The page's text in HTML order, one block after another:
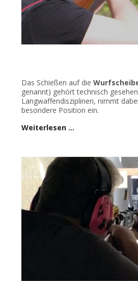
Das Schießen auf die
genannt) gehört technisch
Langwaffendisziplinen, nimmt
besondere Position ein.
Weiterlesen …